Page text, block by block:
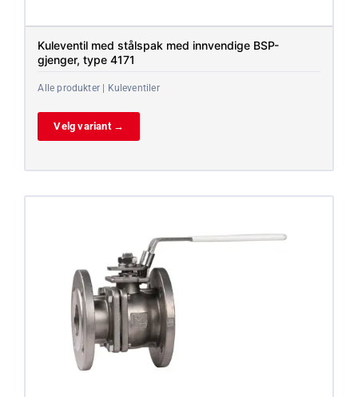
Kuleventil med stålspak med innvendige BSP-
gjenger, type 4171
Alle produkter | Kuleventiler
Velg variant →